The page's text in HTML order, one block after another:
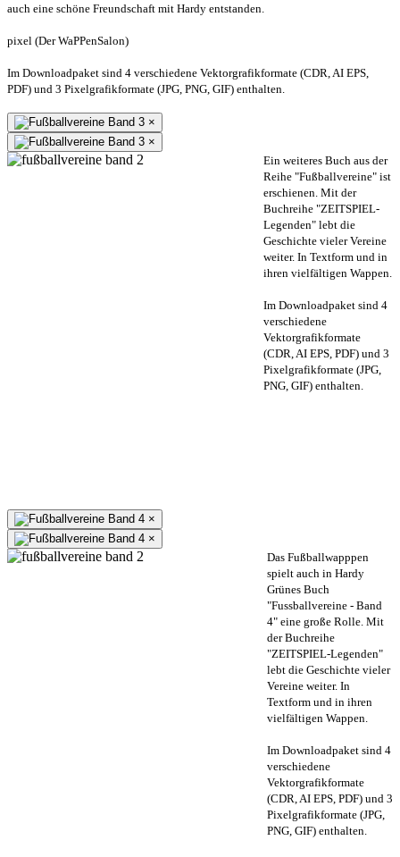
auch eine schöne Freundschaft mit Hardy entstanden.
pixel (Der WaPPenSalon)
Im Downloadpaket sind 4 verschiedene Vektorgrafikformate (CDR, AI EPS,
PDF) und 3 Pixelgrafikformate (JPG, PNG, GIF) enthalten.
×
×
Ein weiteres Buch aus der
Reihe "Fußballvereine" ist
erschienen. Mit der
Buchreihe "ZEITSPIEL-
Legenden" lebt die
Geschichte vieler Vereine
weiter. In Textform und in
ihren vielfältigen Wappen.
Im Downloadpaket sind 4
verschiedene
Vektorgrafikformate
(CDR, AI EPS, PDF) und 3
Pixelgrafikformate (JPG,
PNG, GIF) enthalten.
×
×
Das Fußballwapppen
spielt auch in Hardy
Grünes Buch
"Fussballvereine - Band
4" eine große Rolle. Mit
der Buchreihe
"ZEITSPIEL-Legenden"
lebt die Geschichte vieler
Vereine weiter. In
Textform und in ihren
vielfältigen Wappen.
Im Downloadpaket sind 4
verschiedene
Vektorgrafikformate
(CDR, AI EPS, PDF) und 3
Pixelgrafikformate (JPG,
PNG, GIF) enthalten.